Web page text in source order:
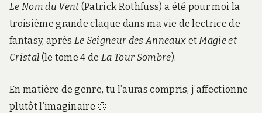
Le Nom du Vent (Patrick Rothfuss) a été pour moi la
troisième grande claque dans ma vie de lectrice de
fantasy, après Le Seigneur des Anneaux et Magie et
Cristal (le tome 4 de La Tour Sombre).
En matière de genre, tu l’auras compris, j’affectionne
plutôt l’imaginaire 🙂